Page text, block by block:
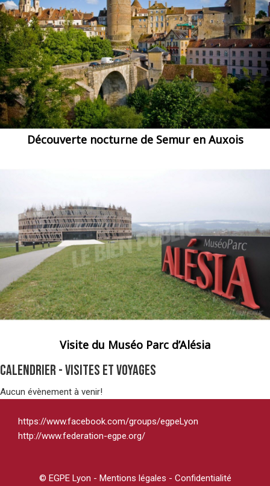
Découverte nocturne de Semur en Auxois
Visite du Muséo Parc d’Alésia
Calendrier - Visites et voyages
Aucun évènement à venir!
https://www.facebook.com/groups/egpeLyon
http://www.federation-egpe.org/
© EGPE Lyon - Mentions légales - Confidentialité